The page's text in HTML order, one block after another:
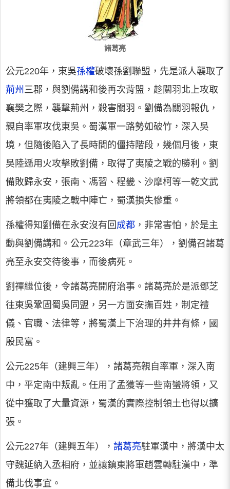
諸葛亮
公元220年，東吳孫權破壞孫劉聯盟，先是派人襲取了
荊州 三郡，與劉備講和後再次背盟，趁關羽北上攻取
襄樊之際，襲擊荊州，殺害關羽。劉備為關羽報仇，
親自率軍攻伐東吳。蜀漢軍一路勢如破竹，深入吳
境，但隨後陷入了長時間的僵持階段，幾個月後，東
吳陸遜用火攻擊敗劉備，取得了夷陵之戰的勝利。劉
備敗歸永安，張南、馮習、程畿、沙摩柯等一乾文武
將領都在夷陵之戰中陣亡，蜀漢損失慘重。
孫權得知劉備在永安沒有回 成都 ，非常害怕，於是主
動與劉備講和。公元223年（章武三年），劉備召諸葛
亮至永安交待後事，而後病死。
劉禪繼位後，令諸葛亮開府治事。諸葛亮於是派鄧芝
往東吳鞏固蜀吳同盟，另一方面安撫百姓，制定禮
儀、官職、法律等，將蜀漢上下治理的井井有條，國
殷民富。
公元225年（建興三年），諸葛亮親自率軍，深入南
中，平定南中叛亂。任用了孟獲等一些南蠻將領，又
從中獲取了大量資源，蜀漢的實際控制領土也得以擴
張。
公元227年（建興五年）， 諸葛亮駐軍漢中，將漢中太
守魏延納入丞相府，並讓鎮東將軍趙雲轉駐漢中，準
備北伐事宜。